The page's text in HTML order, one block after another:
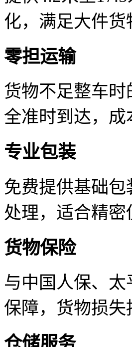
化，满足大件
零担运输
货物不足整车
全准时到达，成
专业包装
免费提供基础
处理，适合精
货物保险
与中国人保、
保障，货物损